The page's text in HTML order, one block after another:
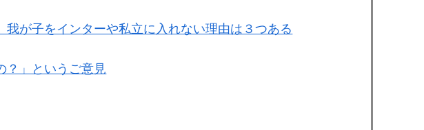
我が子をインターや私立に入れない理由は３つある
？」というご意見